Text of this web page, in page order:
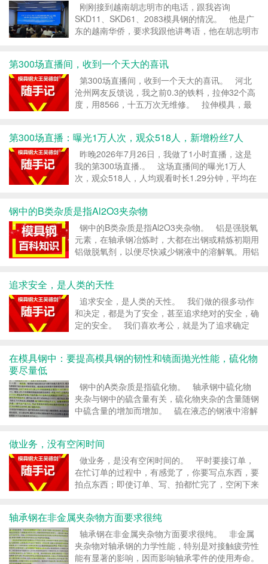
刚刚接到越南胡志明市的电话，跟我咨询
SKD11、SKD61、2083模具钢的情况。 他是广
东的越南华侨，要求我跟他讲粤语，他在胡志明市
做好，老是因此...
第300场直播间，收到一个天大的喜讯
第300场直播间，收到一个天大的喜讯。 河北
沧州网友反馈说，我之前0.3的铁料，拉伸32个高
度，用8566，十五万次无维修。 拉伸模具，最
第300场直播：曝光1万人次，观众518人，新增粉丝7人
昨晚2026年7月26日，我做了1小时直播，这是
我的第300场直播.。 这场直播间的曝光1万人
次，观众518人，人均观看时长1.29分钟，平均在
钢中的B类杂质是指Al2O3夹杂物
钢中的B类杂质是指Al2O3夹杂物。 铝是强脱氧
元素，在轴承钢冶炼时，大都在出钢或精炼初期用
铝做脱氧剂，以便尽快减少钢液中的溶解氧。用铝
脱氧后，最常见...
追求安全，是人类的天性
追求安全，是人类的天性。 我们做的很多动作
和决定，都是为了安全，甚至追求绝对的安全，确
定的安全。 我们喜欢考公，就是为了追求确定
在模具钢中：要提高模具钢的韧性和镜面抛光性能，硫化物
要尽量低
钢中的A类杂质是指硫化物。 轴承钢中硫化物
夹杂与钢中的硫含量有关，硫化物夹杂的含量随钢
中硫含量的增加而增加。 硫在液态的钢液中溶解
做业务，没有空闲时间
做业务，是没有空闲时间的。 平时要接订单，
在忙订单的过程中，有感觉了，你要写点东西，要
拍点东西；即使订单、写、拍都忙完了，空闲下来
的工作内容之一。 &...
轴承钢在非金属夹杂物方面要求很纯
轴承钢在非金属夹杂物方面要求很纯。 非金属
夹杂物对轴承钢的力学性能，特别是对接触疲劳性
能有显著的影响，因而影响轴承零件的使用寿命。